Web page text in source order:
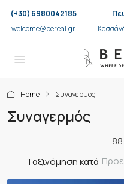
(+30) 6980042185
welcome@bereal.gr
Home Συναγερμός
Συναγερμός
88
Ταξινόμηση κατά